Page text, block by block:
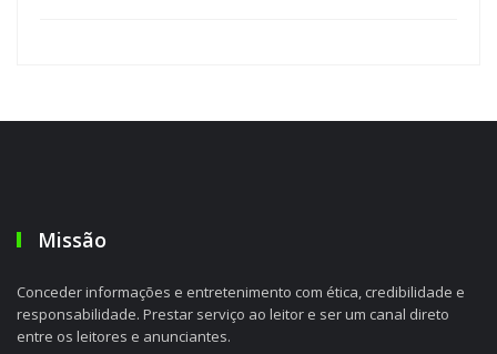
Missão
Conceder informações e entretenimento com ética, credibilidade e
responsabilidade. Prestar serviço ao leitor e ser um canal direto
entre os leitores e anunciantes.